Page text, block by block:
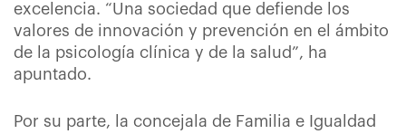
excelencia. “Una sociedad que defiende los
valores de innovación y prevención en el ámbito
de la psicología clínica y de la salud”, ha
apuntado.
Por su parte, la concejala de Familia e Igualdad